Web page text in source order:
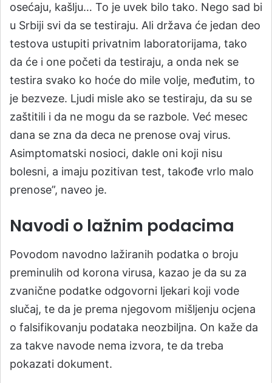
osećaju, kašlju… To je uvek bilo tako. Nego sad bi
u Srbiji svi da se testiraju. Ali država će jedan deo
testova ustupiti privatnim laboratorijama, tako
da će i one početi da testiraju, a onda nek se
testira svako ko hoće do mile volje, međutim, to
je bezveze. Ljudi misle ako se testiraju, da su se
zaštitili i da ne mogu da se razbole. Već mesec
dana se zna da deca ne prenose ovaj virus.
Asimptomatski nosioci, dakle oni koji nisu
bolesni, a imaju pozitivan test, takođe vrlo malo
prenose”, naveo je.
Navodi o lažnim podacima
Povodom navodno lažiranih podatka o broju
preminulih od korona virusa, kazao je da su za
zvanične podatke odgovorni ljekari koji vode
slučaj, te da je prema njegovom mišljenju ocjena
o falsifikovanju podataka neozbiljna. On kaže da
za takve navode nema izvora, te da treba
pokazati dokument.